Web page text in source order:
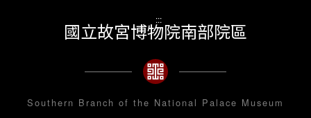
:::
國立故宮博物院南部院區
Southern Branch of the National Palace Museum